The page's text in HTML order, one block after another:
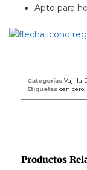
Apto para
Categorías Vajilla
Etiquetas cenicero
Productos